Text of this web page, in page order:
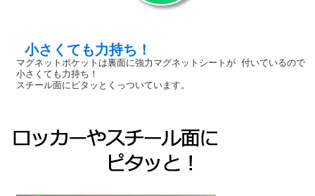
小さくても力持ち！
マグネットポケットは裏面に強力マグネットシートが 付いているので
小さくても力持ち！
スチール面にピタッとくっついています。